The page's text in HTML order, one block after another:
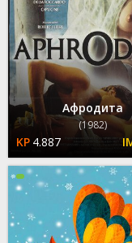
Афродита
(1982)
4.887